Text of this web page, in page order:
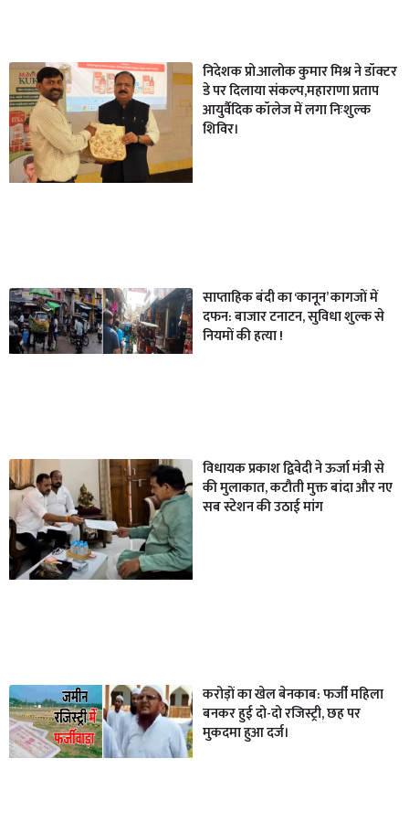
निदेशक प्रो.आलोक कुमार मिश्र ने डॉक्टर
डे पर दिलाया संकल्प,महाराणा प्रताप
आयुर्वैदिक कॉलेज में लगा निःशुल्क
शिविर।
साप्ताहिक बंदी का ‘कानून’ कागजों में
दफन: बाजार टनाटन, सुविधा शुल्क से
नियमों की हत्या !
विधायक प्रकाश द्विवेदी ने ऊर्जा मंत्री से
की मुलाकात, कटौती मुक्त बांदा और नए
सब स्टेशन की उठाई मांग
करोड़ों का खेल बेनकाब: फर्जी महिला
बनकर हुई दो-दो रजिस्ट्री, छह पर
मुकदमा हुआ दर्ज।